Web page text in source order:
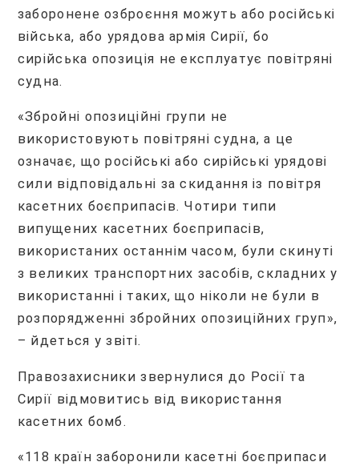
заборонене озброєння можуть або російські
війська, або урядова армія Сирії, бо
сирійська опозиція не експлуатує повітряні
судна.
«Збройні опозиційні групи не
використовують повітряні судна, а це
означає, що російські або сирійські урядові
сили відповідальні за скидання із повітря
касетних боєприпасів. Чотири типи
випущених касетних боєприпасів,
використаних останнім часом, були скинуті
з великих транспортних засобів, складних у
використанні і таких, що ніколи не були в
розпорядженні збройних опозиційних груп»,
– йдеться у звіті.
Правозахисники звернулися до Росії та
Сирії відмовитись від використання
касетних бомб.
«118 країн заборонили касетні боєприпаси